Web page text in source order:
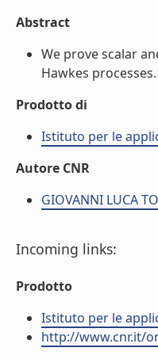
Abstract
We prove scalar
Hawkes
Prodotto di
Istituto per le
Autore CNR
GIOVANNI LUCA
Incoming links:
Prodotto
Istituto per le
http://www.cnr.it/